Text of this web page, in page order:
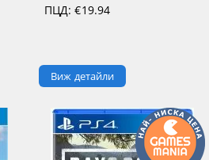
ПЦД: €19.94
Виж детайли